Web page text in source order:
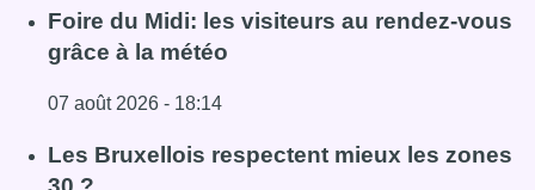
Lire l'article Pizza Nizar: un coup de pub inattendu grâce
Foire du Midi: les visiteurs au rendez-vous
grâce à la météo
07 août 2026 - 18:14
Lire l'article Foire du Midi: les visiteurs au rendez-vous
Les Bruxellois respectent mieux les zones